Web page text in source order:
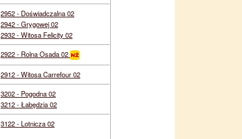
2952 - Doświadczalna 02
2942 - Grygowej 02
2932 - Witosa Felicity 02
2922 - Rolna Osada 02
2912 - Witosa Carrefour 02
3202 - Pogodna 02
3212 - Łabędzia 02
3122 - Lotnicza 02